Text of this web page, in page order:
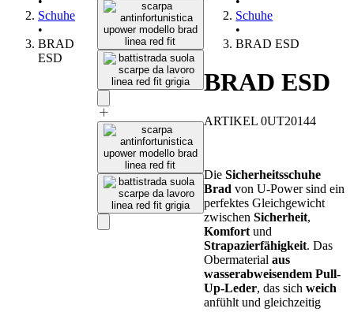
Schuhe
•
BRAD
ESD
Schuhe
•
BRAD ESD
BRAD ESD
ARTIKEL 0UT20144
DieSicherheitsschuhe
Brad von U-Power sind ein
perfektes Gleichgewicht
zwischenSicherheit,
Komfort und
Strapazierfähigkeit. Das
Obermaterialaus
wasserabweisendem Pull-
Up-Leder, das sichweich
anfühlt und gleichzeitig